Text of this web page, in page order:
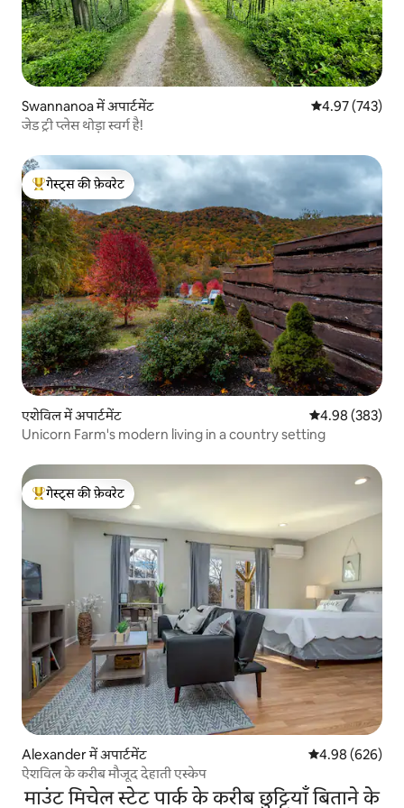
Swannanoa में अपार्टमेंट औसत रेटिंग 5 में से
4.97 (743)
जेड ट्री प्लेस थोड़ा स्वर्ग है!
गेस्ट्स का टॉप फ़ेवरेट
गेस्ट्स की फ़ेवरेट
एशेविल में अपार्टमेंट औसत रेटिंग 5 में से
4.98 (383)
Unicorn Farm's modern living in a country setting
गेस्ट्स का टॉप फ़ेवरेट
गेस्ट्स की फ़ेवरेट
Alexander में अपार्टमेंट औसत रेटिंग 5 में से
4.98 (626)
ऐशविल के करीब मौजूद देहाती एस्केप
माउंट मिचेल स्टेट पार्क के करीब छुट्टियाँ बिताने के